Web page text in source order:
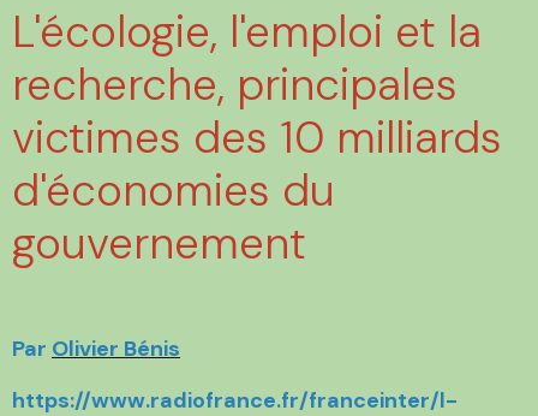
L'écologie, l'emploi et la
recherche, principales
victimes des 10 milliards
d'économies du
gouvernement
Par Olivier Bénis
https://www.radiofrance.fr/franceinter/l-